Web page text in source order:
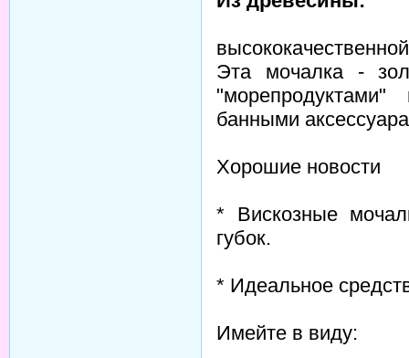
Эта мочалка -
банными
Хорошие новости
* Вискозные
губок.
* Идеальное
Имейте в виду: